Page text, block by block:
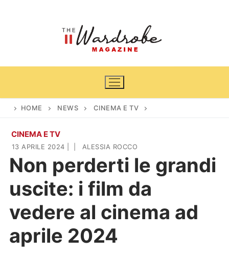
Home
News
Cinema e TV
Casa & Giardino
Arredamento
Piante e fiori
DIY
Lifestyle
HOME NEWS CINEMA E TV
CINEMA E TV
13 APRILE 2024 ALESSIA ROCCO
Non perderti le grandi
uscite: i film da
vedere al cinema ad
aprile 2024